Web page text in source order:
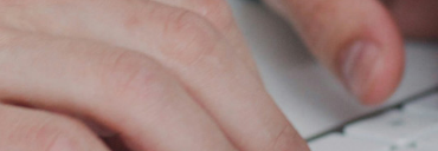
设备及模具加热